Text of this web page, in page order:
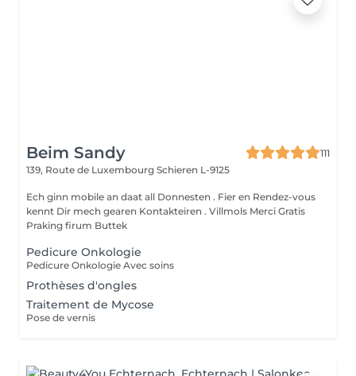
Beim Sandy
111
139, Route de Luxembourg Schieren L-9125
Ech ginn mobile an daat all Donnesten . Fier en Rendez-vous
kennt Dir mech gearen Kontakteiren . Villmols Merci Gratis
Praking firum Buttek
Pedicure Onkologie
Pedicure Onkologie Avec soins
Prothèses d'ongles
Traitement de Mycose
Pose de vernis